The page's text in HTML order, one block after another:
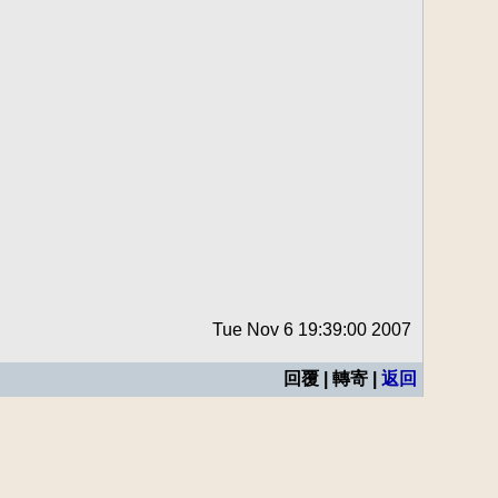
Tue Nov 6 19:39:00 2007
回覆 | 轉寄 | 返回